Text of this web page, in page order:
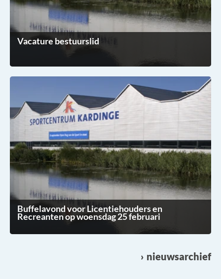
Vacature bestuurslid
Buffelavond voor Licentiehouders en
Recreanten op woensdag 25 februari
nieuwsarchief